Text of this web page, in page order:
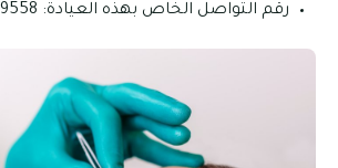
رقم التواصل الخاص بهذه العيادة: 9558 349 04.